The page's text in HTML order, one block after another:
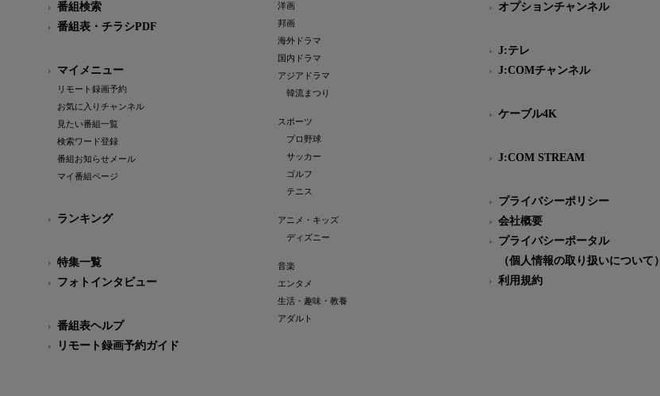
番組検索
番組表・チラシPDF
マイメニュー
リモート録画予約
お気に入りチャンネル
見たい番組一覧
検索ワード登録
番組お知らせメール
マイ番組ページ
ランキング
特集一覧
フォトインタビュー
番組表ヘルプ
リモート録画予約ガイド
洋画
邦画
海外ドラマ
国内ドラマ
アジアドラマ
韓流まつり
スポーツ
プロ野球
サッカー
ゴルフ
テニス
アニメ・キッズ
ディズニー
音楽
エンタメ
生活・趣味・教養
アダルト
オプションチャンネル
J:テレ
J:COMチャンネル
ケーブル4K
J:COM STREAM
プライバシーポリシー
会社概要
プライバシーポータル
（個人情報の取り扱いについて）
利用規約